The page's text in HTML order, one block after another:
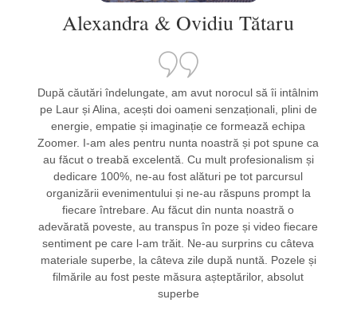
Alexandra & Ovidiu Tătaru
După căutări îndelungate, am avut norocul să îi intâlnim
pe Laur și Alina, acești doi oameni senzaționali, plini de
energie, empatie și imaginație ce formează echipa
Zoomer. I-am ales pentru nunta noastră și pot spune ca
au făcut o treabă excelentă. Cu mult profesionalism și
dedicare 100%, ne-au fost alături pe tot parcursul
organizării evenimentului și ne-au răspuns prompt la
fiecare întrebare. Au făcut din nunta noastră o
adevărată poveste, au transpus în poze și video fiecare
sentiment pe care l-am trăit. Ne-au surprins cu câteva
materiale superbe, la câteva zile după nuntă. Pozele și
filmările au fost peste măsura așteptărilor, absolut
superbe